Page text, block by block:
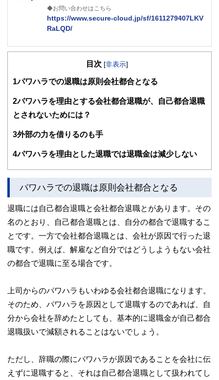
◆お問い合わせはこちら
https://www.secure-cloud.jp/sf/1611279407LKV
RaLQD/
２級ファイナンシャルプランナー
活かして活動を始める。
する傍ら、フリーライターとして精力的に活動中。広範な知
目次 [非表示]
1 パワハラでの退職は原則会社都合となる
2パワハラを理由とする会社都合退職が、自己都合退職
とされないためには？
3外部の力を借りるのも手
4パワハラを理由とした退職では退職金は減少しない
パワハラでの退職は原則会社都合となる
退職には自己都合退職と会社都合退職とがあります。その
名のとおり、自己都合退職とは、自分の都合で退職するこ
とです。一方で会社都合退職とは、会社が原因で行った退
職です。例えば、解雇など自分ではどうしようもない会社
の都合で退職に至る場合です。
上司からのパワハラもいわゆる会社都合退職になります。
そのため、パワハラを原因として退職するのであれば、自
分から会社を辞めたとしても、基本的に退職金が自己都合
退職扱いで減額されることはないでしょう。
ただし、辞職の際にパワハラが原因であることを会社に伝
えずに退職すると、それは自己都合退職として扱われてし